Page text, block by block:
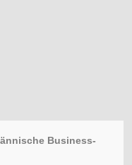
Business-